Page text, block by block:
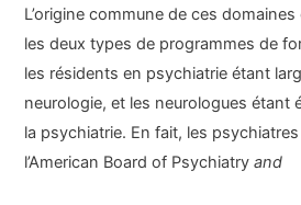
L’origine commune de ces
les deux types de programmes de
les résidents en psychiatrie étant
neurologie, et les neurologues étant
la psychiatrie. En fait, les
l’American Board of Psychiatryand